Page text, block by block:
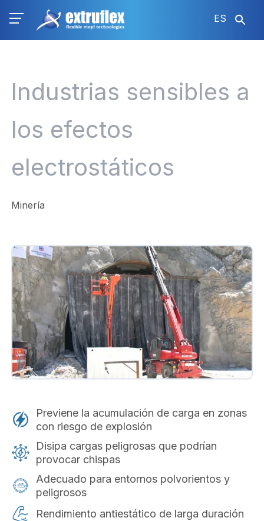
ES
Industrias sensibles a
los efectos
electrostáticos
Minería
Previene la acumulación de carga en zonas
con riesgo de explosión
Disipa cargas peligrosas que podrían
provocar chispas
Adecuado para entornos polvorientos y
peligrosos
Rendimiento antiestático de larga duración